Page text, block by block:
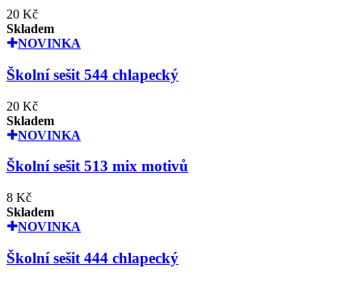
20 Kč
Skladem
NOVINKA
Školní sešit 544 chlapecký
20 Kč
Skladem
NOVINKA
Školní sešit 513 mix motivů
8 Kč
Skladem
NOVINKA
Školní sešit 444 chlapecký